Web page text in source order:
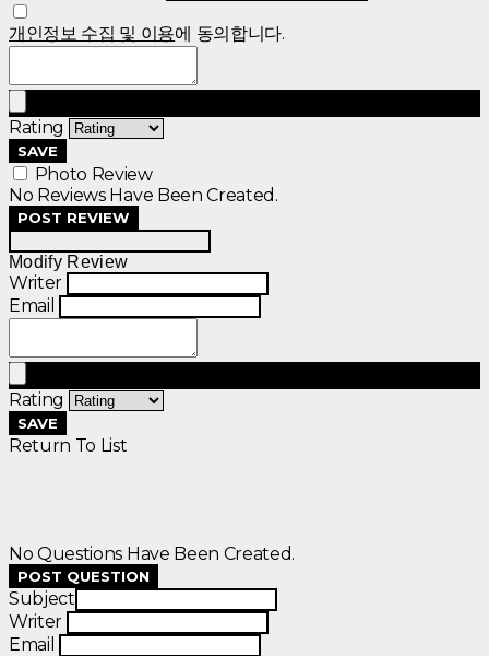
개인정보 수집 및 이용에 동의합니다.
Rating
SAVE
Photo Review
No Reviews Have Been Created.
POST REVIEW
Modify Review
Writer
Email
Rating
SAVE
Return To List
No Questions Have Been Created.
POST QUESTION
Subject
Writer
Email